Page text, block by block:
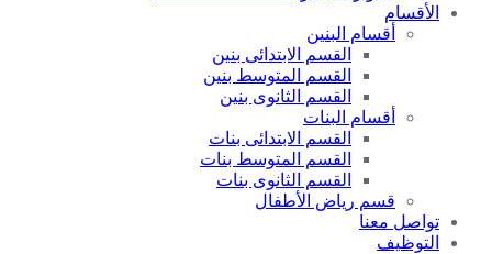
الأقسام
أقسام البنين
القسم الابتدائى بنين
القسم المتوسط بنين
القسم الثانوى بنين
أقسام البنات
القسم الابتدائى بنات
القسم المتوسط بنات
القسم الثانوى بنات
قسم رياض الأطفال
تواصل معنا
التوظيف